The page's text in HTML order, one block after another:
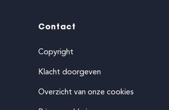
Contact
Copyright
Klacht doorgeven
Overzicht van onze cookies